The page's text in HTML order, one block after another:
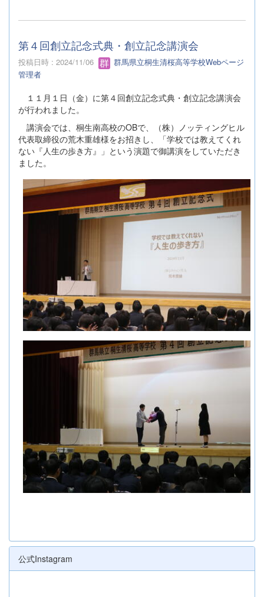
第４回創立記念式典・創立記念講演会
投稿日時 : 2024/11/06
群馬県立桐生清桜高等学校Webページ
管理者
１１月１日（金）に第４回創立記念式典・創立記念講演会
が行われました。
講演会では、桐生南高校のOBで、（株）ノッティングヒル
代表取締役の荒木重雄様をお招きし、「学校では教えてくれ
ない『人生の歩き方』」という演題で御講演をしていただき
ました。
公式Instagram